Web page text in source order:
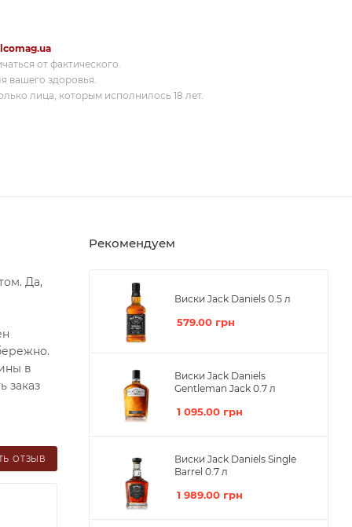
от фактического.
вашего здоровья.
лица, которым исполнилось 18 лет.
Да,
в
заказ
ОТЗЫВ
Рекомендуем
Виски Jack Daniels 0.5 л
579.00 грн
Виски Jack Daniels
Gentleman Jack 0.7 л
1 095.00 грн
Виски Jack Daniels Single
Barrel 0.7 л
1 989.00 грн